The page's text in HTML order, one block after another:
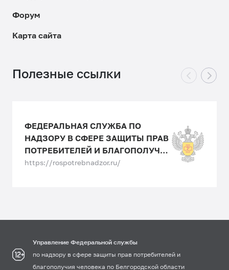
Форум
Карта сайта
Полезные ссылки
ФЕДЕРАЛЬНАЯ СЛУЖБА ПО
НАДЗОРУ В СФЕРЕ ЗАЩИТЫ ПРАВ
ПОТРЕБИТЕЛЕЙ И БЛАГОПОЛУЧИЯ
ЧЕЛОВЕКА
https://rospotrebnadzor.ru/
Управление Федеральной службы
по надзору в сфере защиты прав потребителей и
благополучия человека по Белгородской области